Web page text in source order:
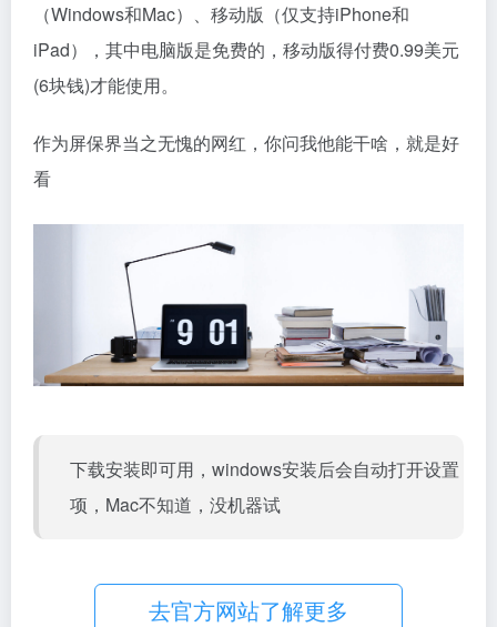
（Windows和Mac）、移动版（仅支持iPhone和
iPad），其中电脑版是免费的，移动版得付费0.99美元
(6块钱)才能使用。
作为屏保界当之无愧的网红，你问我他能干啥，就是好
看
下载安装即可用，windows安装后会自动打开设置
项，Mac不知道，没机器试
去官方网站了解更多